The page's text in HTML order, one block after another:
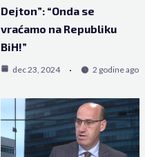
Dejton”: “Onda se
vraćamo na Republiku
BiH!”
dec 23, 2024 2 godine ago